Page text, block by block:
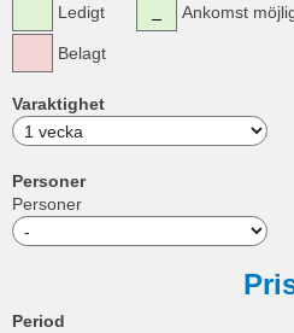
Ledigt
Belagt
Ankomst
Varaktighet
Personer
Personer
Period